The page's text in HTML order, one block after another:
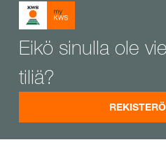
Eikö sinulla ole
tiliä?